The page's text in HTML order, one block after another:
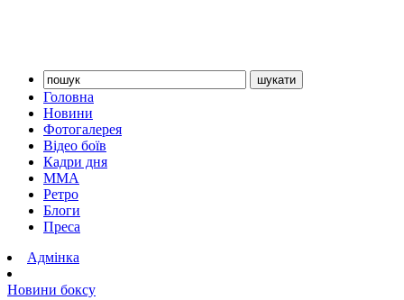
Головна
Новини
Фотогалерея
Відео боїв
Кадри дня
ММА
Ретро
Блоги
Преса
Адмінка
Новини боксу